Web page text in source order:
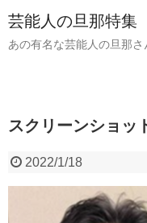
芸能人の旦那特集
あの有名な芸能人の旦那さ
スクリーンショッ
2022/1/18